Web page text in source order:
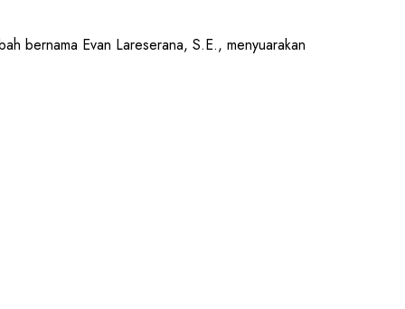
bernama Evan Lareserana, S.E., menyuarakan